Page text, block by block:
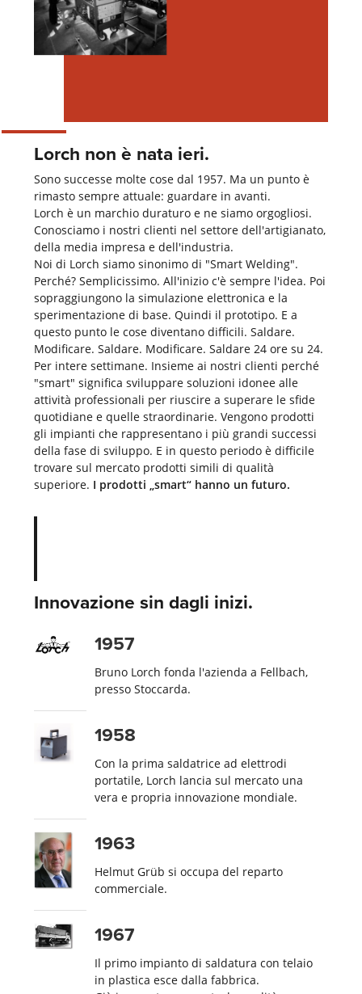
Lorch non è nata ieri.
Sono successe molte cose dal 1957. Ma un punto è
rimasto sempre attuale: guardare in avanti.
Lorch è un marchio duraturo e ne siamo orgogliosi.
Conosciamo i nostri clienti nel settore dell'artigianato,
della media impresa e dell'industria.
Noi di Lorch siamo sinonimo di "Smart Welding".
Perché? Semplicissimo. All'inizio c'è sempre l'idea. Poi
sopraggiungono la simulazione elettronica e la
sperimentazione di base. Quindi il prototipo. E a
questo punto le cose diventano difficili. Saldare.
Modificare. Saldare. Modificare. Saldare 24 ore su 24.
Per intere settimane. Insieme ai nostri clienti perché
"smart" significa sviluppare soluzioni idonee alle
attività professionali per riuscire a superare le sfide
quotidiane e quelle straordinarie. Vengono prodotti
gli impianti che rappresentano i più grandi successi
della fase di sviluppo. E in questo periodo è difficile
trovare sul mercato prodotti simili di qualità
superiore. I prodotti „smart“ hanno un futuro.
Innovazione sin dagli inizi.
1957
Bruno Lorch fonda l'azienda a Fellbach,
presso Stoccarda.
1958
Con la prima saldatrice ad elettrodi
portatile, Lorch lancia sul mercato una
vera e propria innovazione mondiale.
1963
Helmut Grüb si occupa del reparto
commerciale.
1967
Il primo impianto di saldatura con telaio
in plastica esce dalla fabbrica.